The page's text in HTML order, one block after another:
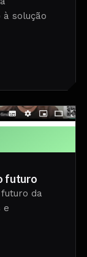
solução
futuro
da
e